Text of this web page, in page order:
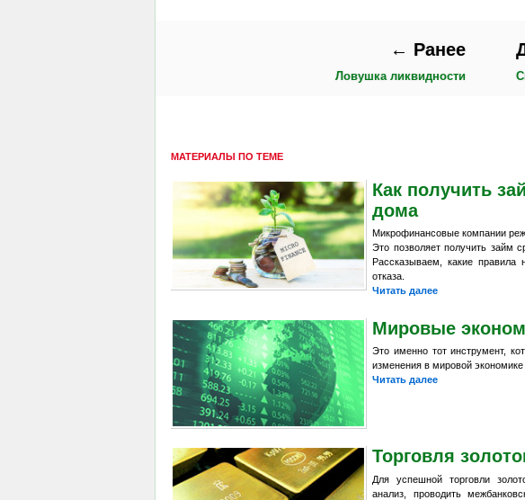
← Ранее
Ловушка ликвидности
МАТЕРИАЛЫ ПО ТЕМЕ
Как получить
дома
Микрофинансовые компании
Это позволяет получить займ
Рассказываем, какие
отказа.
Читать далее
Мировые
Это именно тот инструмент,
изменения в мировой экономике
Читать далее
Торговля
Для успешной торговли
анализ, проводить